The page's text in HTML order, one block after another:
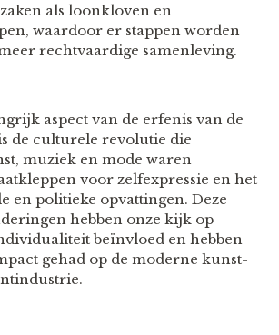
als loonkloven en
waardoor er stappen worden
rechtvaardige samenleving.
aspect van de erfenis van de
de culturele revolutie die
muziek en mode waren
voor zelfexpressie en het
en politieke opvattingen. Deze
hebben onze kijk op
beïnvloed en hebben
gehad op de moderne kunst-